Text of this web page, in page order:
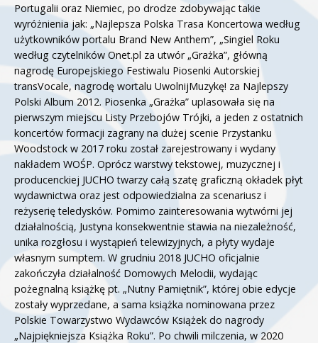
Portugalii oraz Niemiec, po drodze zdobywając takie
wyróżnienia jak: „Najlepsza Polska Trasa Koncertowa według
użytkowników portalu Brand New Anthem”, „Singiel Roku
według czytelników Onet.pl za utwór „Grażka”, główną
nagrodę Europejskiego Festiwalu Piosenki Autorskiej
transVocale, nagrodę wortalu UwolnijMuzykę! za Najlepszy
Polski Album 2012. Piosenka „Grażka” uplasowała się na
pierwszym miejscu Listy Przebojów Trójki, a jeden z ostatnich
koncertów formacji zagrany na dużej scenie Przystanku
Woodstock w 2017 roku został zarejestrowany i wydany
nakładem WOŚP. Oprócz warstwy tekstowej, muzycznej i
producenckiej JUCHO twarzy całą szatę graficzną okładek płyt
wydawnictwa oraz jest odpowiedzialna za scenariusz i
reżyserię teledysków. Pomimo zainteresowania wytwórni jej
działalnością, Justyna konsekwentnie stawia na niezależność,
unika rozgłosu i wystąpień telewizyjnych, a płyty wydaje
własnym sumptem. W grudniu 2018 JUCHO oficjalnie
zakończyła działalność Domowych Melodii, wydając
pożegnalną książkę pt. „Nutny Pamiętnik”, której obie edycje
zostały wyprzedane, a sama książka nominowana przez
Polskie Towarzystwo Wydawców Książek do nagrody
„Najpiękniejsza Książka Roku”. Po chwili milczenia, w 2020